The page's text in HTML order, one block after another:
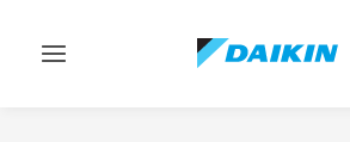
Navigation